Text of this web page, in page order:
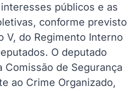
públicos e as
conforme previsto
V, do Regimento Interno
O deputado
Comissão de Segurança
ao Crime Organizado,